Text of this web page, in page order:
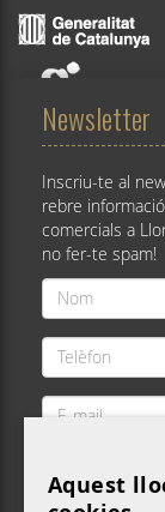
Newsletter
Inscriu-te al
rebre
comercials a
no fer-te spam!
Nom
*
Telèfon
*
E-
Validació
Aquest